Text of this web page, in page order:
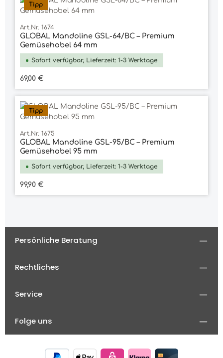
Tipp
Art.Nr. 1674
GLOBAL Mandoline GSL-64/BC – Premium
Gemüsehobel 64 mm
Sofort verfügbar, Lieferzeit: 1-3 Werktage
Regulärer Preis:
69,00 €
Tipp
Art.Nr. 1675
GLOBAL Mandoline GSL-95/BC – Premium
Gemüsehobel 95 mm
Sofort verfügbar, Lieferzeit: 1-3 Werktage
Regulärer Preis:
99,90 €
Persönliche Beratung
Rechtliches
Service
Folge uns